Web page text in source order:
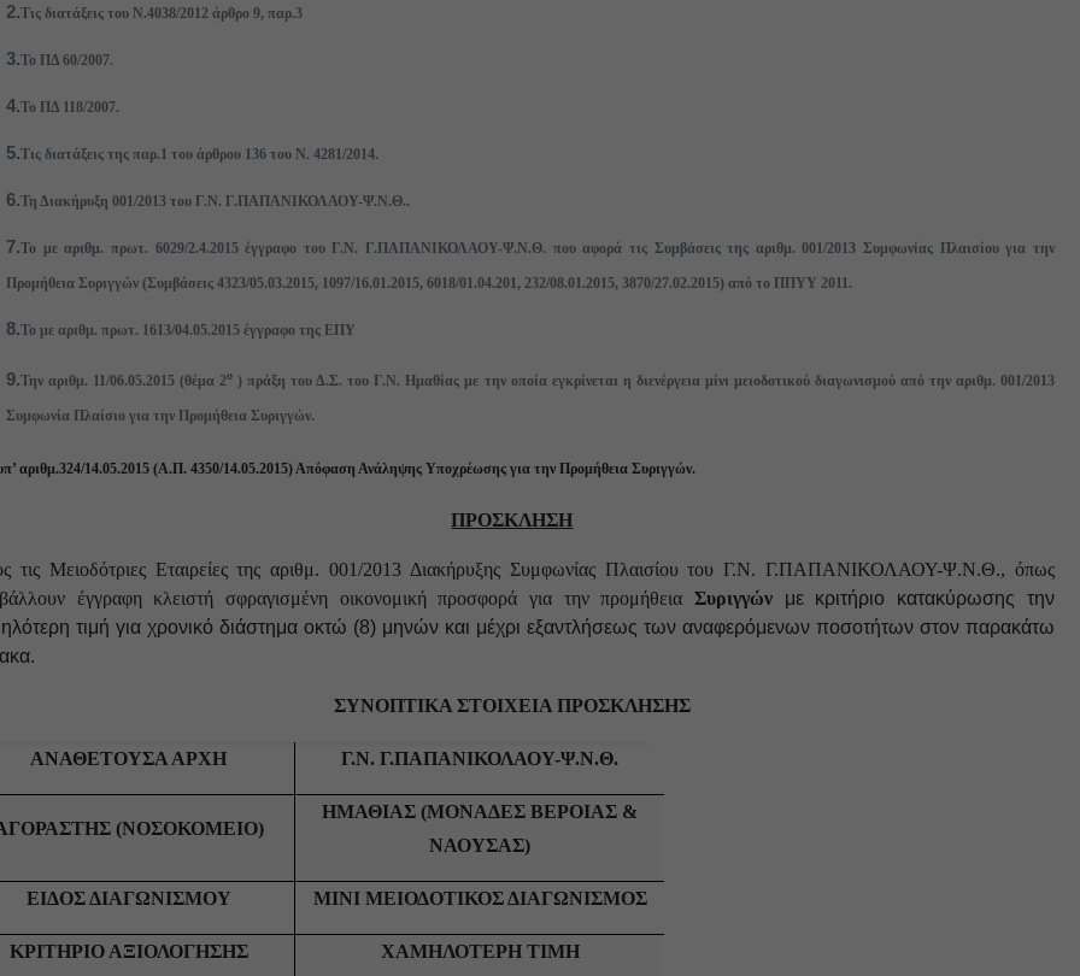
2.Τις διατάξεις του Ν.4038/2012 άρθρο 9, παρ.3
3.Το ΠΔ 60/2007.
4.To ΠΔ 118/2007.
5.Τις διατάξεις της παρ.1 του άρθρου 136 του Ν. 4281/2014.
6.Τη Διακήρυξη 001/2013 του Γ.Ν. Γ.ΠΑΠΑΝΙΚΟΛΑΟΥ-Ψ.Ν.Θ..
7.Το με αριθμ. πρωτ. 6029/2.4.2015 έγγραφο του Γ.Ν. Γ.ΠΑΠΑΝΙΚΟΛΑΟΥ-Ψ.Ν.Θ. που αφορά τις Συμβάσεις της αριθμ. 001/2013 Συμφωνίας Πλαισίου για την
Προμήθεια Συριγγών (Συμβάσεις 4323/05.03.2015, 1097/16.01.2015, 6018/01.04.201, 232/08.01.2015, 3870/27.02.2015) από το ΠΠΥΥ 2011.
8.Το με αριθμ. πρωτ. 1613/04.05.2015 έγγραφο της ΕΠΥ
9.Την αριθμ. 11/06.05.2015 (θέμα 2ο ) πράξη του Δ.Σ. του Γ.Ν. Ημαθίας με την οποία εγκρίνεται η διενέργεια μίνι μειοδοτικού διαγωνισμού από την αριθμ. 001/2013
Συμφωνία Πλαίσιο για την Προμήθεια Συριγγών.
αριθμ.324/14.05.2015 (Α.Π. 4350/14.05.2015) Απόφαση Ανάληψης Υποχρέωσης για την Προμήθεια Συριγγών.
ΠΡΟΣΚΛΗΣΗ
τις Μειοδότριες Εταιρείες της αριθμ. 001/2013 Διακήρυξης Συμφωνίας Πλαισίου του Γ.Ν. Γ.ΠΑΠΑΝΙΚΟΛΑΟΥ-Ψ.Ν.Θ., όπως
έγγραφη κλειστή σφραγισμένη οικονομική προσφορά για την προμήθειαΣυριγγών μεκριτήριο κατακύρωσης την
τιμή για χρονικό διάστημα οκτώ (8) μηνών και μέχρι εξαντλήσεως των αναφερόμενων ποσοτήτων στον παρακάτω
ΣΥΝΟΠΤΙΚΑ ΣΤΟΙΧΕΙΑ ΠΡΟΣΚΛΗΣΗΣ
ΑΝΑΘΕΤΟΥΣΑ ΑΡΧΗ Γ.Ν. Γ.ΠΑΠΑΝΙΚΟΛΑΟΥ-Ψ.Ν.Θ.
(ΝΟΣΟΚΟΜΕΙΟ)
ΗΜΑΘΙΑΣ (ΜΟΝΑΔΕΣ ΒΕΡΟΙΑΣ &
ΝΑΟΥΣΑΣ)
ΕΙΔΟΣ ΔΙΑΓΩΝΙΣΜΟΥ MINIΜΕΙΟΔΟΤΙΚΟΣ ΔΙΑΓΩΝΙΣΜΟΣ
ΚΡΙΤΗΡΙΟ ΑΞΙΟΛΟΓΗΣΗΣ ΧΑΜΗΛΟΤΕΡΗ ΤΙΜΗ